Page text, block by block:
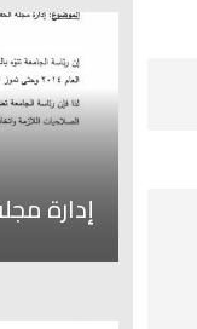
إدارة